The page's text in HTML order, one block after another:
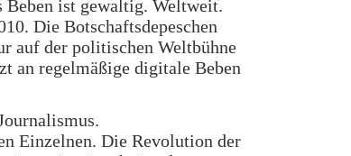
Beben ist gewaltig. Weltweit.
Die Botschaftsdepeschen
auf der politischen Weltbühne
an regelmäßige digitale Beben
Einzelnen. Die Revolution der